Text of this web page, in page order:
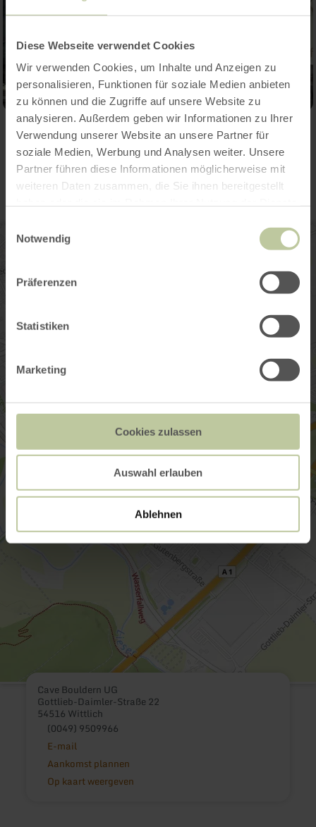
Diese Webseite verwendet Cookies
Wir verwenden Cookies, um Inhalte und Anzeigen zu
personalisieren, Funktionen für soziale Medien anbieten
zu können und die Zugriffe auf unsere Website zu
analysieren. Außerdem geben wir Informationen zu Ihrer
Verwendung unserer Website an unsere Partner für
soziale Medien, Werbung und Analysen weiter. Unsere
Partner führen diese Informationen möglicherweise mit
weiteren Daten zusammen, die Sie ihnen bereitgestellt
Notwendig
Präferenzen
Statistiken
Marketing
Cookies zulassen
Auswahl erlauben
Ablehnen
Contact
Cave Bouldern UG
Gottlieb-Daimler-Straße 22
54516 Wittlich
(0049) 9509966
E-mail
Aankomst plannen
Op kaart weergeven